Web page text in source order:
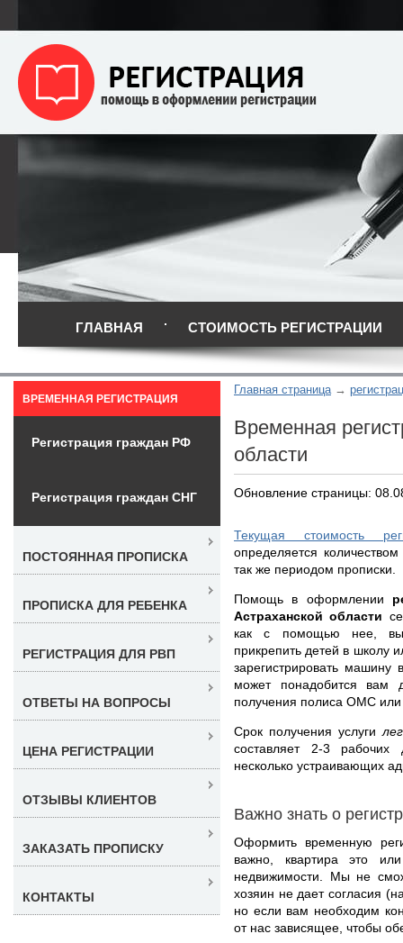
ГЛАВНАЯ СТОИМОСТЬ РЕГИСТРАЦИИ
Главная страница
Временная
области
Обновление страницы:
Текущая стоимость
определяется
так же периодом прописки.
Помощь в оформлении
Астраханской области
как с помощью нее, вы
прикрепить детей в школу
зарегистрировать
может понадобится вам
получения полиса ОМС
Срок получения услуги
составляет 2-3
несколько устраивающих
Важно знать о
Оформить временную
важно, квартира это
недвижимости. Мы не
хозяин не дает согласия
но если вам необходим
от нас зависящее, чтобы
ВРЕМЕННАЯ РЕГИСТРАЦИЯ
Регистрация граждан РФ
Регистрация граждан СНГ
ПОСТОЯННАЯ ПРОПИСКА
ПРОПИСКА ДЛЯ РЕБЕНКА
РЕГИСТРАЦИЯ ДЛЯ РВП
ОТВЕТЫ НА ВОПРОСЫ
ЦЕНА РЕГИСТРАЦИИ
ОТЗЫВЫ КЛИЕНТОВ
ЗАКАЗАТЬ ПРОПИСКУ
КОНТАКТЫ